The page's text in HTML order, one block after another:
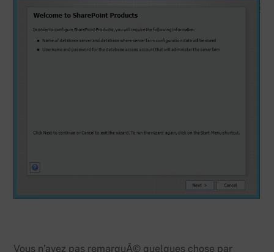
Vous n’avez pas remarquÃ© quelques chose par